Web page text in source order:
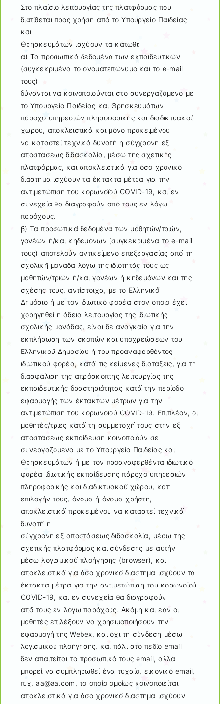
Στο πλαίσιο λειτουργίας της πλατφόρμας που
διατίθεται προς χρήση από το Υπουργείο Παιδείας
και
Θρησκευμάτων ισχύουν τα κάτωθι:
α) Τα προσωπικά δεδομένα των εκπαιδευτικών
(συγκεκριμένα το ονοματεπώνυμο και το e-mail
τους)
δύνανται να κοινοποιούνται στο συνεργαζόμενο με
το Υπουργείο Παιδείας και Θρησκευμάτων
πάροχο υπηρεσιών πληροφορικής και διαδικτυακού
χώρου, αποκλειστικά και μόνο προκειμένου
να καταστεί τεχνικά δυνατή η σύγχρονη εξ
αποστάσεως διδασκαλία, μέσω της σχετικής
πλατφόρμας, και αποκλειστικά για όσο χρονικό
διάστημα ισχύουν τα έκτακτα μέτρα για την
αντιμετώπιση του κορωνοϊού COVID-19, και εν
συνεχεία θα διαγραφούν από τους εν λόγω
παρόχους.
β) Τα προσωπικά́ δεδομένα των μαθητών/τριών,
γονέων ή/και κηδεμόνων (συγκεκριμένα το e-mail
τους) αποτελούν αντικείμενο επεξεργασίας από́ τη
σχολική́ μονάδα λόγω της ιδιότητάς τους ως
μαθητών/τριών ή/και γονέων ή κηδεμόνων και της
σχέσης τους, αντίστοιχα, με το Ελληνικό́
Δημόσιο ή με τον ιδιωτικό φορέα στον οποίο έχει
χορηγηθεί η άδεια λειτουργίας της ιδιωτικής
σχολικής μονάδας, είναι δε αναγκαία για την
εκπλήρωση των σκοπών και υποχρεώσεων του
Ελληνικού́ Δημοσίου ή του προαναφερθέντος
ιδιωτικού φορέα, κατά́ τις κείμενες διατάξεις, για τη
διασφάλιση της απρόσκοπτης λειτουργίας της
εκπαιδευτικής δραστηριότητας κατά́ την περίοδο
εφαρμογής των έκτακτων μέτρων για την
αντιμετώπιση του κορωνοϊού COVID-19. Επιπλέον, οι
μαθητές/τριες κατά́ τη συμμετοχή́ τους στην εξ
αποστάσεως εκπαίδευση κοινοποιούν σε
συνεργαζόμενο με το Υπουργείο Παιδείας και
Θρησκευμάτων ή με τον προαναφερθέντα ιδιωτικό
φορέα ιδιωτικής εκπαίδευσης πάροχο υπηρεσιών
πληροφορικής και διαδικτυακού́ χώρου, κατ’
επιλογήν τους, όνομα ή όνομα χρήστη,
αποκλειστικά́ προκειμένου να καταστεί τεχνικά́
δυνατή́ η
σύγχρονη εξ αποστάσεως διδασκαλία, μέσω της
σχετικής πλατφόρμας και σύνδεσης με αυτήν
μέσω λογισμικού́ πλοήγησης (browser), και
αποκλειστικά́ για όσο χρονικό́ διάστημα ισχύουν τα
έκτακτα μέτρα για την αντιμετώπιση του κορωνοϊού
COVID-19, και εν συνεχεία θα διαγραφούν
από́ τους εν λόγω παρόχους. Ακόμη και εάν οι
μαθητές επιλέξουν να χρησιμοποιήσουν την
εφαρμογή της Webex, και όχι τη σύνδεση μέσω
λογισμικού πλοήγησης, και πάλι στο πεδίο email
δεν απαιτείται το προσωπικό τους email, αλλά
μπορεί να συμπληρωθεί ένα τυχαίο, εικονικό email,
π.χ. aa@aa.com, το οποίο ομοίως κοινοποιείται
αποκλειστικά για όσο χρονικό́ διάστημα ισχύουν